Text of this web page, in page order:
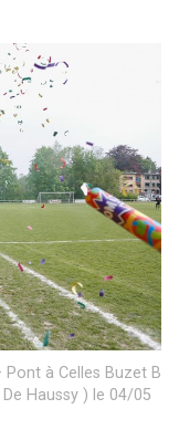
à Celles Buzet B
De Haussy ) le 04/05